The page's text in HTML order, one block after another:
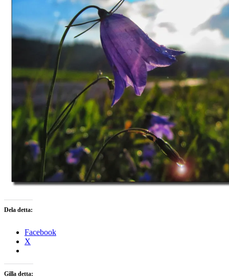
Dela detta:
Facebook
X
Gilla detta: